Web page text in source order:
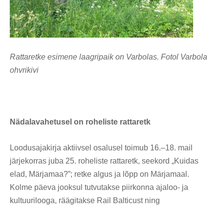
Rattaretke esimene laagripaik on Varbolas. Fotol Varbola
ohvrikivi
Nädalavahetusel on roheliste rattaretk
Loodusajakirja aktiivsel osalusel toimub 16.–18. mail
järjekorras juba 25. roheliste rattaretk, seekord „Kuidas
elad, Märjamaa?”; retke algus ja lõpp on Märjamaal.
Kolme päeva jooksul tutvutakse piirkonna ajaloo- ja
kultuurilooga, räägitakse Rail Balticust ning